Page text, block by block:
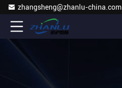
zhangsheng@zhanlu-china.com